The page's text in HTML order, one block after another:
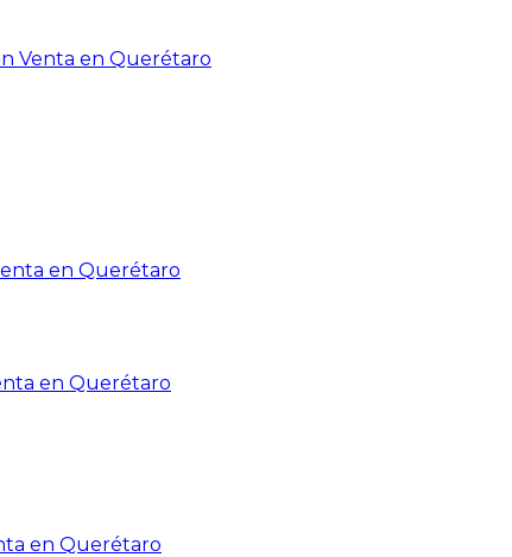
Venta en Querétaro
en Querétaro
en Querétaro
en Querétaro